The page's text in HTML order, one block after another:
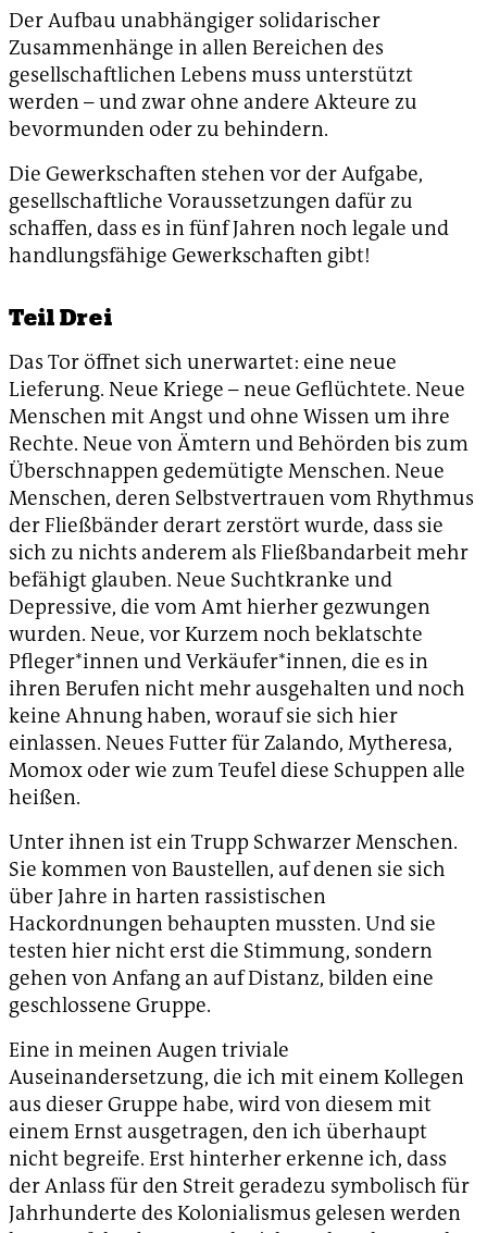
Der Aufbau unabhängiger solidarischer
Zusammenhänge in allen Bereichen des
gesellschaftlichen Lebens muss unterstützt
werden – und zwar ohne andere Akteure zu
bevormunden oder zu behindern.
Die Gewerkschaften stehen vor der Aufgabe,
gesellschaftliche Voraussetzungen dafür zu
schaffen, dass es in fünf Jahren noch legale und
handlungsfähige Gewerkschaften gibt!
Teil Drei
Das Tor öffnet sich unerwartet: eine neue
Lieferung. Neue Kriege – neue Geflüchtete. Neue
Menschen mit Angst und ohne Wissen um ihre
Rechte. Neue von Ämtern und Behörden bis zum
Überschnappen gedemütigte Menschen. Neue
Menschen, deren Selbstvertrauen vom Rhythmus
der Fließbänder derart zerstört wurde, dass sie
sich zu nichts anderem als Fließbandarbeit mehr
befähigt glauben. Neue Suchtkranke und
Depressive, die vom Amt hierher gezwungen
wurden. Neue, vor Kurzem noch beklatschte
Pfleger*innen und Verkäufer*innen, die es in
ihren Berufen nicht mehr ausgehalten und noch
keine Ahnung haben, worauf sie sich hier
einlassen. Neues Futter für Zalando, Mytheresa,
Momox oder wie zum Teufel diese Schuppen alle
heißen.
Unter ihnen ist ein Trupp Schwarzer Menschen.
Sie kommen von Baustellen, auf denen sie sich
über Jahre in harten rassistischen
Hackordnungen behaupten mussten. Und sie
testen hier nicht erst die Stimmung, sondern
gehen von Anfang an auf Distanz, bilden eine
geschlossene Gruppe.
Eine in meinen Augen triviale
Auseinandersetzung, die ich mit einem Kollegen
aus dieser Gruppe habe, wird von diesem mit
einem Ernst ausgetragen, den ich überhaupt
nicht begreife. Erst hinterher erkenne ich, dass
der Anlass für den Streit geradezu symbolisch für
Jahrhunderte des Kolonialismus gelesen werden